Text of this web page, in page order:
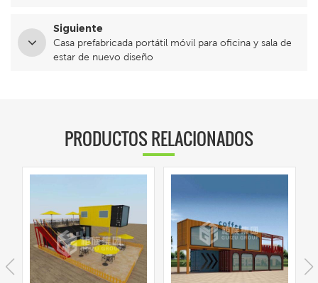
Siguiente
Casa prefabricada portátil móvil para oficina y sala de
estar de nuevo diseño
PRODUCTOS RELACIONADOS